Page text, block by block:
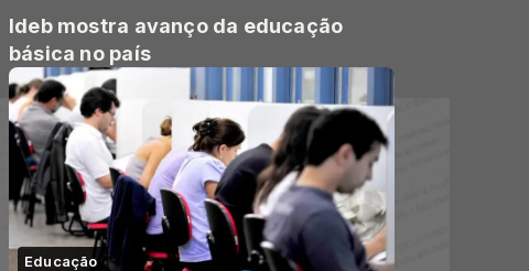
Ideb mostra avanço da educação
básica no país
Educação